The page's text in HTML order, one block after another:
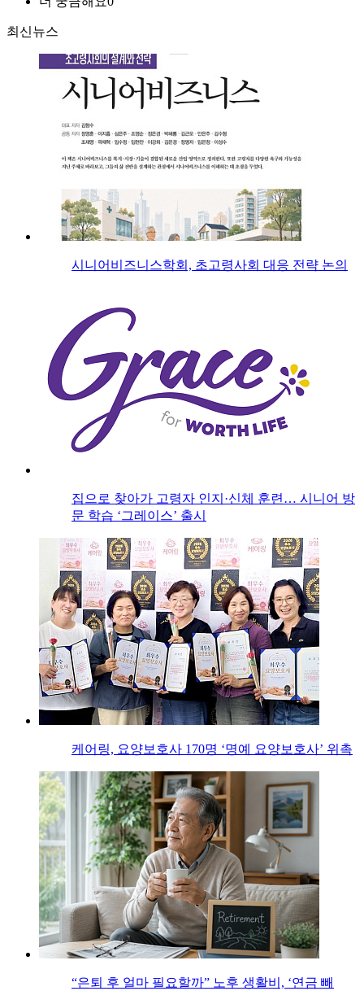
최신뉴스
시니어비즈니스학회, 초고령사회 대응 전략 논의
집으로 찾아가 고령자 인지·신체 훈련… 시니어 방
문 학습 ‘그레이스’ 출시
케어링, 요양보호사 170명 ‘명예 요양보호사’ 위촉
“은퇴 후 얼마 필요할까” 노후 생활비, ‘연금 빼